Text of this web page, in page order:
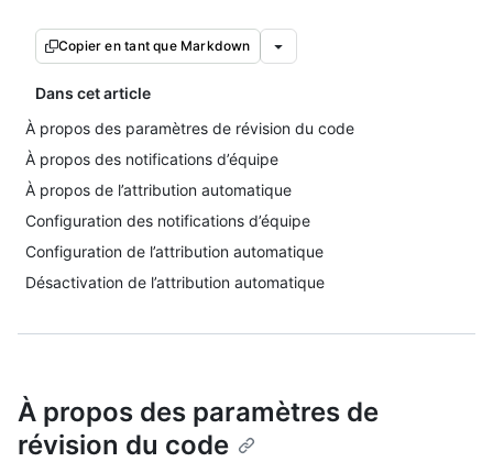
Copier en tant que Markdown
Dans cet article
À propos des paramètres de révision du code
À propos des notifications d’équipe
À propos de l’attribution automatique
Configuration des notifications d’équipe
Configuration de l’attribution automatique
Désactivation de l’attribution automatique
À propos des paramètres de
révision du code